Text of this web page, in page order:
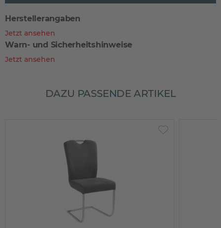
Herstellerangaben
Jetzt ansehen
Warn- und Sicherheitshinweise
Jetzt ansehen
DAZU PASSENDE ARTIKEL